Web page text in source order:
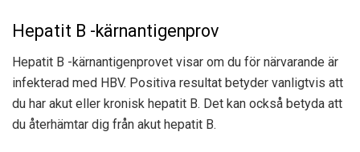
Hepatit B -kärnantigenprov
Hepatit B -kärnantigenprovet visar om du för närvarande är
infekterad med HBV. Positiva resultat betyder vanligtvis att
du har akut eller kronisk hepatit B. Det kan också betyda att
du återhämtar dig från akut hepatit B.